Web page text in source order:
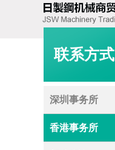
联系方式
深圳事务所
香港事务所